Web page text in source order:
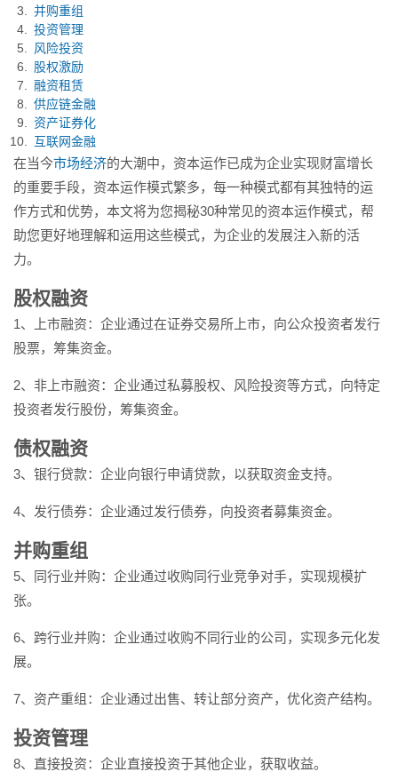
并购重组
投资管理
风险投资
股权激励
融资租赁
供应链金融
资产证券化
互联网金融
在当今市场经济的大潮中，资本运作已成为企业实现财富增长
的重要手段，资本运作模式繁多，每一种模式都有其独特的运
作方式和优势，本文将为您揭秘30种常见的资本运作模式，帮
助您更好地理解和运用这些模式，为企业的发展注入新的活
力。
股权融资
1、上市融资：企业通过在证券交易所上市，向公众投资者发行
股票，筹集资金。
2、非上市融资：企业通过私募股权、风险投资等方式，向特定
投资者发行股份，筹集资金。
债权融资
3、银行贷款：企业向银行申请贷款，以获取资金支持。
4、发行债券：企业通过发行债券，向投资者募集资金。
并购重组
5、同行业并购：企业通过收购同行业竞争对手，实现规模扩
张。
6、跨行业并购：企业通过收购不同行业的公司，实现多元化发
展。
7、资产重组：企业通过出售、转让部分资产，优化资产结构。
投资管理
8、直接投资：企业直接投资于其他企业，获取收益。